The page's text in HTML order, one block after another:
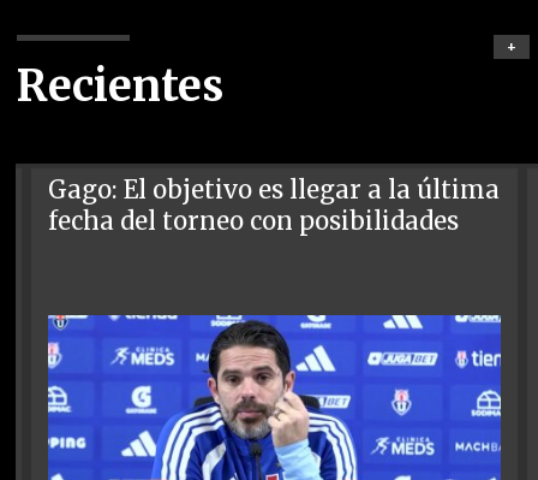
Recientes
+
Gago: El objetivo es llegar a la última
fecha del torneo con posibilidades